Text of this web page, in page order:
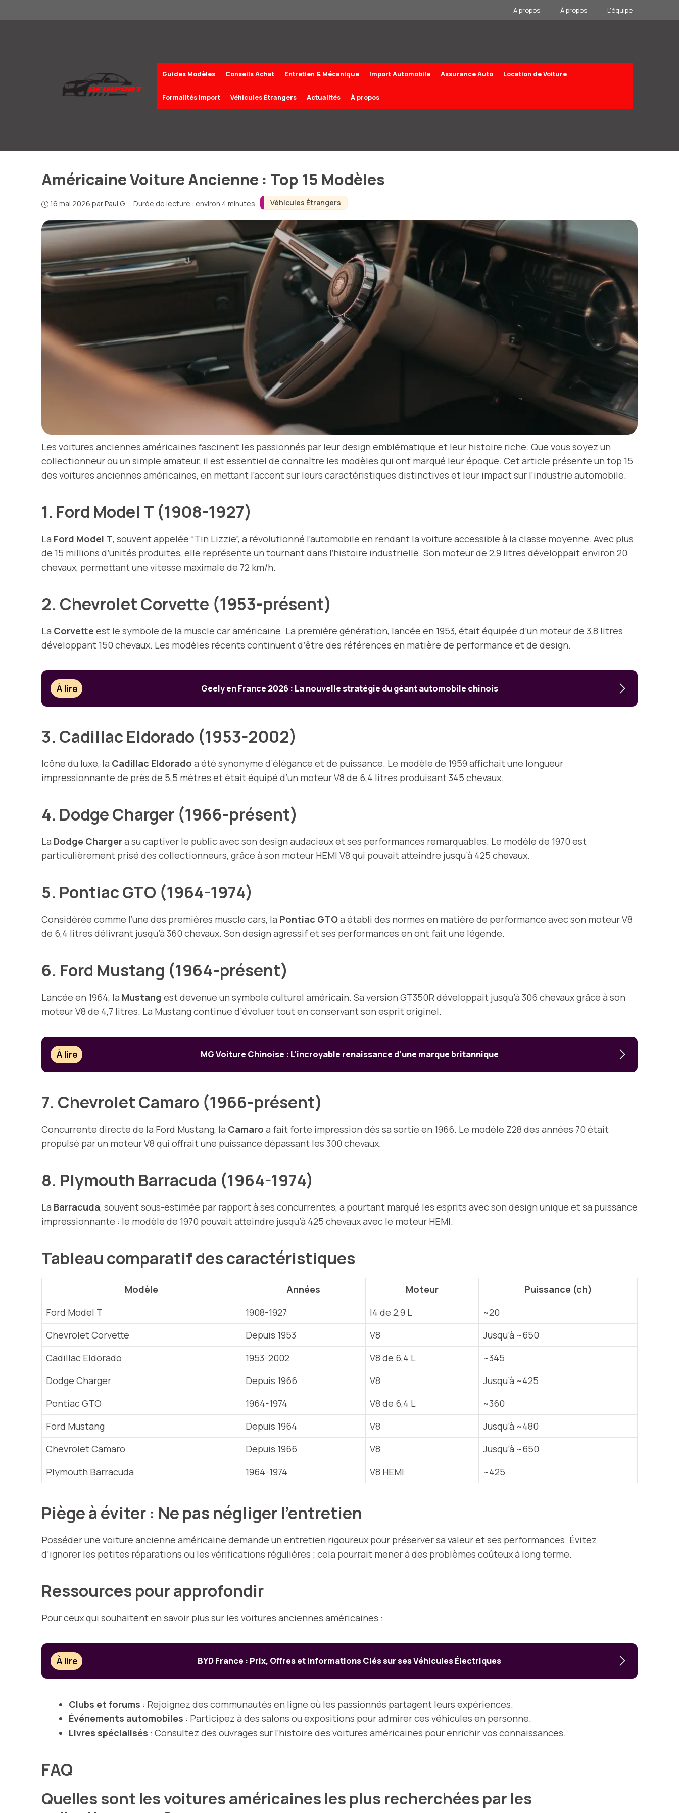
au
A propos À propos L’équipe
Guides Modèles Conseils Achat Entretien & Mécanique Import Automobile Assurance Auto Location de Voiture
Formalités Import Véhicules Étrangers Actualités À propos
Véhicules Étrangers
Américaine Voiture Ancienne : Top 15 Modèles
16 mai 2026 parPaul G. · Durée de lecture : environ 4 minutes
Les voitures anciennes américaines fascinent les passionnés par leur design emblématique et leur histoire riche. Que vous soyez un
collectionneur ou un simple amateur, il est essentiel de connaître les modèles qui ont marqué leur époque. Cet article présente un top 15
des voitures anciennes américaines, en mettant l’accent sur leurs caractéristiques distinctives et leur impact sur l’industrie automobile.
1. Ford Model T (1908-1927)
La Ford Model T, souvent appelée “Tin Lizzie”, a révolutionné l’automobile en rendant la voiture accessible à la classe moyenne. Avec plus
de 15 millions d’unités produites, elle représente un tournant dans l’histoire industrielle. Son moteur de 2,9 litres développait environ 20
chevaux, permettant une vitesse maximale de 72 km/h.
2. Chevrolet Corvette (1953-présent)
La Corvette est le symbole de la muscle car américaine. La première génération, lancée en 1953, était équipée d’un moteur de 3,8 litres
développant 150 chevaux. Les modèles récents continuent d’être des références en matière de performance et de design.
À lire Geely en France 2026 : La nouvelle stratégie du géant automobile chinois
3. Cadillac Eldorado (1953-2002)
Icône du luxe, la Cadillac Eldorado a été synonyme d’élégance et de puissance. Le modèle de 1959 affichait une longueur
impressionnante de près de 5,5 mètres et était équipé d’un moteur V8 de 6,4 litres produisant 345 chevaux.
4. Dodge Charger (1966-présent)
La Dodge Chargera su captiver le public avec son design audacieux et ses performances remarquables. Le modèle de 1970 est
particulièrement prisé des collectionneurs, grâce à son moteur HEMI V8 qui pouvait atteindre jusqu’à 425 chevaux.
5. Pontiac GTO (1964-1974)
Considérée comme l’une des premières muscle cars, la Pontiac GTOa établi des normes en matière de performance avec son moteur V8
de 6,4 litres délivrant jusqu’à 360 chevaux. Son design agressif et ses performances en ont fait une légende.
6. Ford Mustang (1964-présent)
Lancée en 1964, la Mustang est devenue un symbole culturel américain. Sa version GT350R développait jusqu’à 306 chevaux grâce à son
moteur V8 de 4,7 litres. La Mustang continue d’évoluer tout en conservant son esprit originel.
À lire MG Voiture Chinoise : L’incroyable renaissance d’une marque britannique
7. Chevrolet Camaro (1966-présent)
Concurrente directe de la Ford Mustang, la Camaro a fait forte impression dès sa sortie en 1966. Le modèle Z28 des années 70 était
propulsé par un moteur V8 qui offrait une puissance dépassant les 300 chevaux.
8. Plymouth Barracuda (1964-1974)
La Barracuda, souvent sous-estimée par rapport à ses concurrentes, a pourtant marqué les esprits avec son design unique et sa puissance
impressionnante : le modèle de 1970 pouvait atteindre jusqu’à 425 chevaux avec le moteur HEMI.
Tableau comparatif des caractéristiques
Modèle Années Moteur
Puissance (ch)
Ford Model T
1908-1927 I4 de 2,9 L
~20
Chevrolet Corvette
Depuis 1953 V8
Jusqu’à ~650
Cadillac Eldorado
1953-2002 V8 de 6,4 L
~345
Dodge Charger
Depuis 1966 V8
Jusqu’à ~425
Pontiac GTO
1964-1974 V8 de 6,4 L
~360
Ford Mustang
Depuis 1964 V8
Jusqu’à ~480
Chevrolet Camaro
Depuis 1966 V8
Jusqu’à ~650
Plymouth Barracuda
1964-1974 V8 HEMI ~425
Piège à éviter : Ne pas négliger l’entretien
Posséder une voiture ancienne américaine demande un entretien rigoureux pour préserver sa valeur et ses performances. Évitez
d’ignorer les petites réparations ou les vérifications régulières ; cela pourrait mener à des problèmes coûteux à long terme.
Ressources pour approfondir
Pour ceux qui souhaitent en savoir plus sur les voitures anciennes américaines :
À lire BYD France : Prix, Offres et Informations Clés sur ses Véhicules Électriques
Clubs et forums : Rejoignez des communautés en ligne où les passionnés partagent leurs expériences.
Événements automobiles : Participez à des salons ou expositions pour admirer ces véhicules en personne.
Livres spécialisés : Consultez des ouvrages sur l’histoire des voitures américaines pour enrichir vos connaissances.
FAQ
Quelles sont les voitures américaines les plus recherchées par les